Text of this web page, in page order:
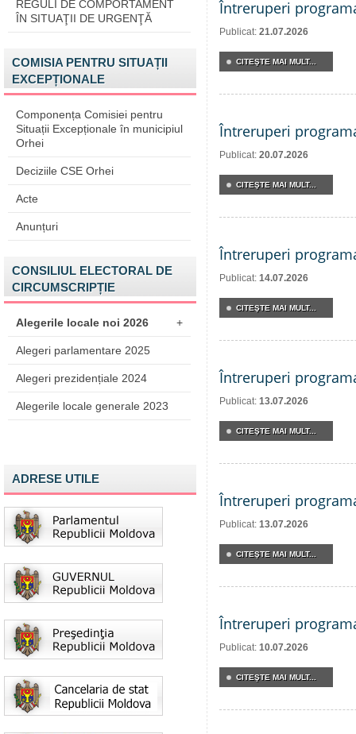
REGULI DE COMPORTAMENT
ÎN SITUAŢII DE URGENŢĂ
COMISIA PENTRU SITUAȚII
EXCEPȚIONALE
Componența Comisiei pentru
Situații Excepționale în municipiul
Orhei
Deciziile CSE Orhei
Acte
Anunțuri
CONSILIUL ELECTORAL DE
CIRCUMSCRIPȚIE
Alegerile locale noi 2026 +
Alegeri parlamentare 2025
Alegeri prezidențiale 2024
Alegerile locale generale 2023
ADRESE UTILE
Întreruperi
Publicat: 21.07.2026
CITEŞTE MAI MULT...
Întreruperi
Publicat: 20.07.2026
CITEŞTE MAI MULT...
Întreruperi
Publicat: 14.07.2026
CITEŞTE MAI MULT...
Întreruperi
Publicat: 13.07.2026
CITEŞTE MAI MULT...
Întreruperi
Publicat: 13.07.2026
CITEŞTE MAI MULT...
Întreruperi
Publicat: 10.07.2026
CITEŞTE MAI MULT...